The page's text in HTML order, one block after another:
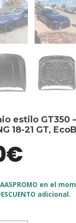
estilo GT350
18-21 GT,
€
en el
adicional.